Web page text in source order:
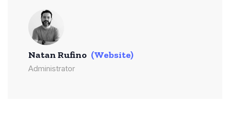
Natan Rufino (Website)
Administrator